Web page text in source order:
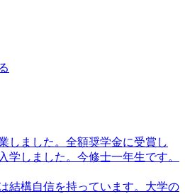
しました。全額奨学金に受賞し
学しました。今修士一年生です。
結構自信を持っています。大学の